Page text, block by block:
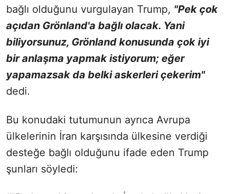
bağlı olduğunu vurgulayan Trump, "Pek çok
açıdan Grönland'a bağlı olacak. Yani
biliyorsunuz, Grönland konusunda çok iyi
bir anlaşma yapmak istiyorum; eğer
yapamazsak da belki askerleri çekerim"
dedi.
Bu konudaki tutumunun ayrıca Avrupa
ülkelerinin İran karşısında ülkesine verdiği
desteğe bağlı olduğunu ifade eden Trump
şunları söyledi: